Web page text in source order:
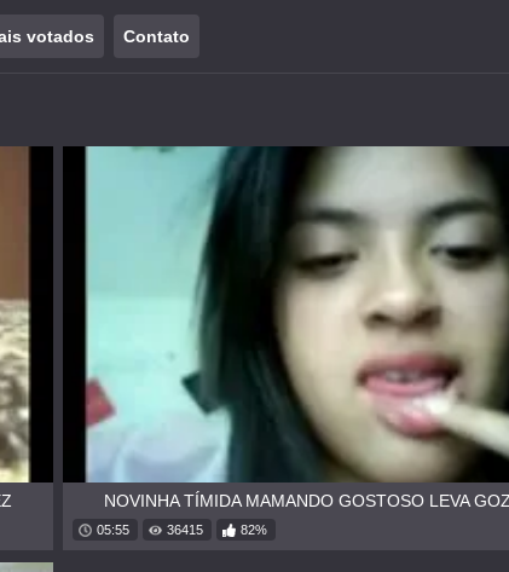
votados Contato
NOVINHA TÍMIDA MAMANDO GOSTOSO LEVA
05:55 36415 82%